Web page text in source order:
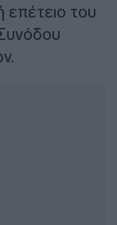
επέτειο του